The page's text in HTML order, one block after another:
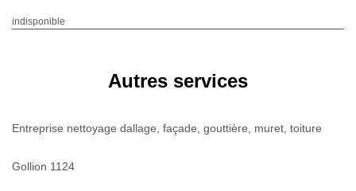
indisponible
Autres services
Entreprise nettoyage dallage, façade, gouttière, muret, toiture
Gollion 1124